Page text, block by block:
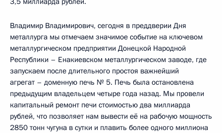
Владимир Владимирович, сегодня в преддверии Дня
металлурга мы отмечаем значимое событие на ключевом
металлургическом предприятии Донецкой Народной
Республики – Енакиевском металлургическом заводе, где
запускаем после длительного простоя важнейший
агрегат – доменную печь № 5. Печь была остановлена
предыдущим владельцем четыре года назад. Мы провели
капитальный ремонт печи стоимостью два миллиарда
рублей, что позволяет нам вывести её на рабочую мощность
2850 тонн чугуна в сутки и плавить более одного миллиона